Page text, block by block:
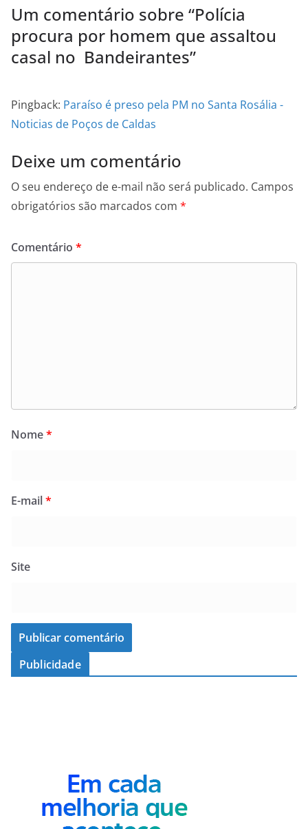
Um comentário sobre “Polícia
procura por homem que assaltou
casal no Bandeirantes”
Pingback: Paraíso é preso pela PM no Santa Rosália -
Noticias de Poços de Caldas
Deixe um comentário
O seu endereço de e-mail não será publicado. Campos
obrigatórios são marcados com *
Comentário *
Nome*
E-mail*
Site
Publicidade